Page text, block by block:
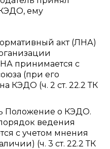
ему
акт (ЛНА)
принимается с
(при его
КЭДО (ч. 2 ст. 22.2 ТК
Положение о КЭДО.
ведения
с учетом мнения
(ч. 3 ст. 22.2 ТК